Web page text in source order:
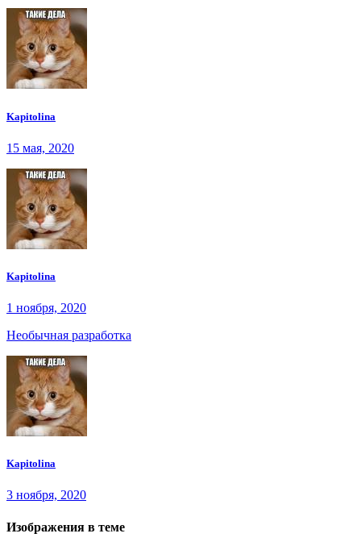
Kapitolina
15 мая, 2020
Kapitolina
1 ноября, 2020
Необычная разработка
Kapitolina
3 ноября, 2020
Изображения в теме